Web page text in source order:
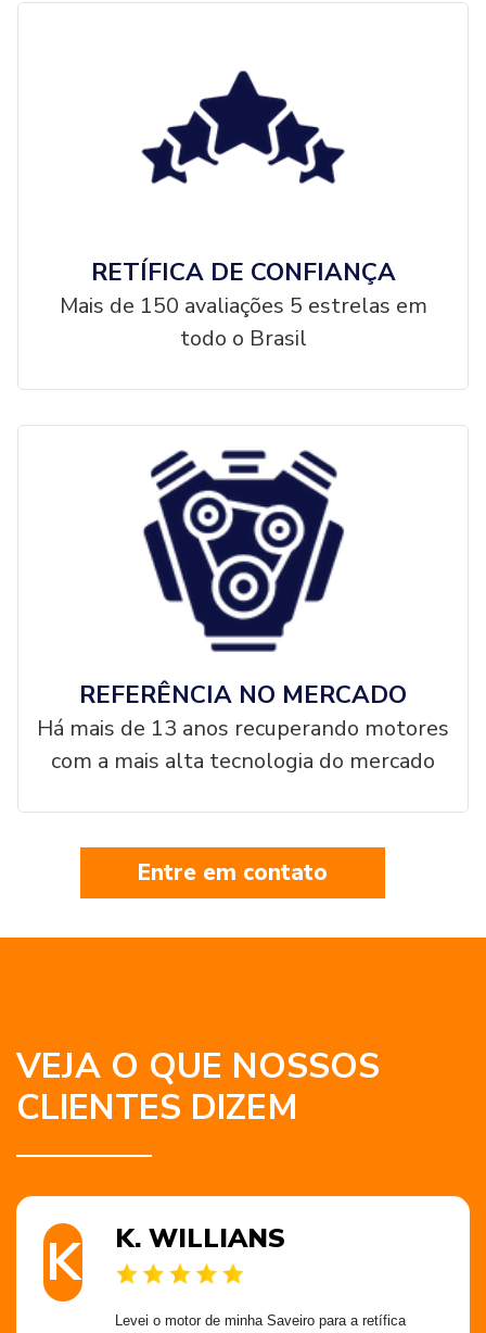
RETÍFICA DE CONFIANÇA
Mais de 150 avaliações 5 estrelas em
todo o Brasil
REFERÊNCIA NO MERCADO
Há mais de 13 anos recuperando motores
com a mais alta tecnologia do mercado
Entre em contato
VEJA O QUE NOSSOS
CLIENTES DIZEM
K K. WILLIANS
Levei o motor de minha Saveiro para a retífica